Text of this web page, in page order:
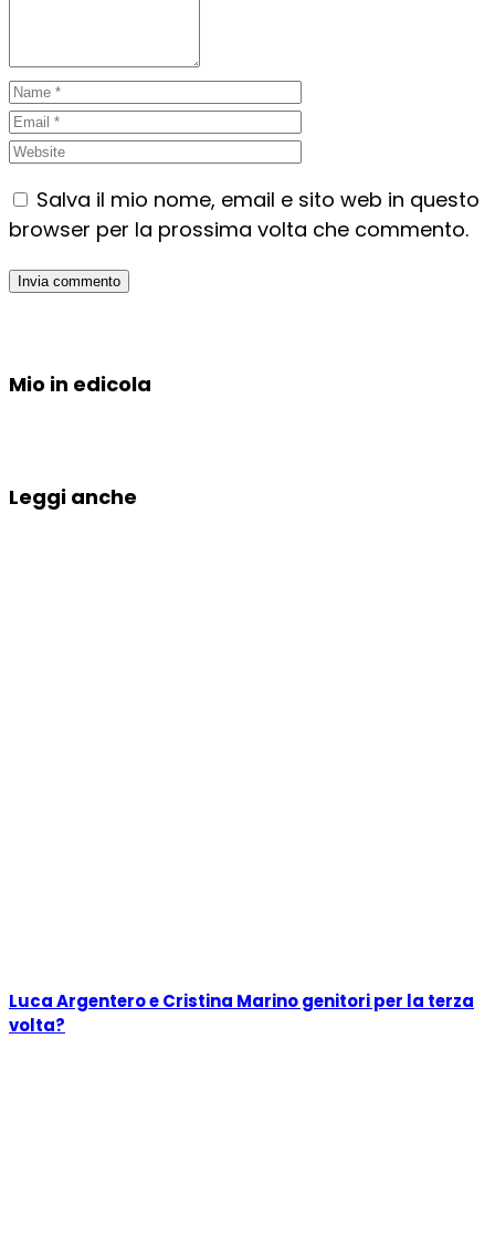
Salva il mio nome, email e sito web in questo
browser per la prossima volta che commento.
Mio in edicola
Leggi anche
Luca Argentero e Cristina Marino genitori per la terza
volta?